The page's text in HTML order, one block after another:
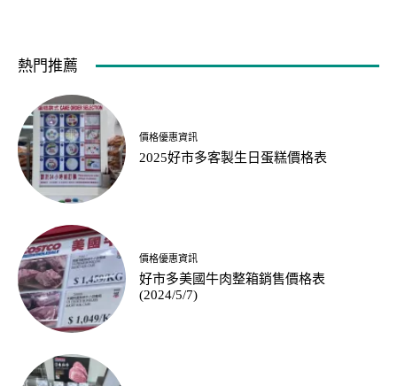
熱門推薦
價格優惠資訊
2025好市多客製生日蛋糕價格表
價格優惠資訊
好市多美國牛肉整箱銷售價格表
(2024/5/7)